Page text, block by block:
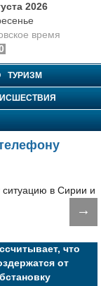
2026
время
ТУРИЗМ
→